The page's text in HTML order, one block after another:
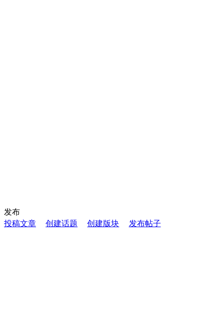
发布
投稿文章
创建话题 创建版块 发布帖子